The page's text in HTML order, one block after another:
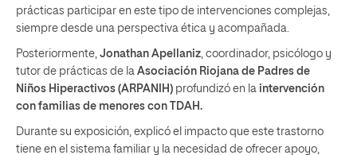
prácticas participar en este tipo de intervenciones complejas,
siempre desde una perspectiva ética y acompañada.
Posteriormente, Jonathan Apellaniz , coordinador, psicólogo y
tutor de prácticas de la Asociación Riojana de Padres de
Niños Hiperactivos (ARPANIH) profundizó en la intervención
con familias de menores con TDAH.
Durante su exposición, explicó el impacto que este trastorno
tiene en el sistema familiar y la necesidad de ofrecer apoyo,